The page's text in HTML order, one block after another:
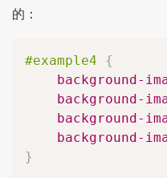
的：
#example4
{
background-
background-
background-
background-
}